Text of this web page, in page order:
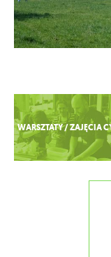
Zobacz
WARSZTATY / ZAJĘCIA